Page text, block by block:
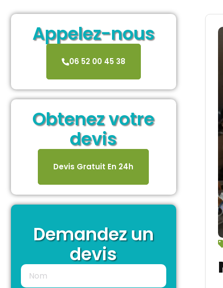
Appelez-nous
06 52 00 45 38
Obtenez votre
devis
Devis Gratuit En 24h
Demandez un
devis